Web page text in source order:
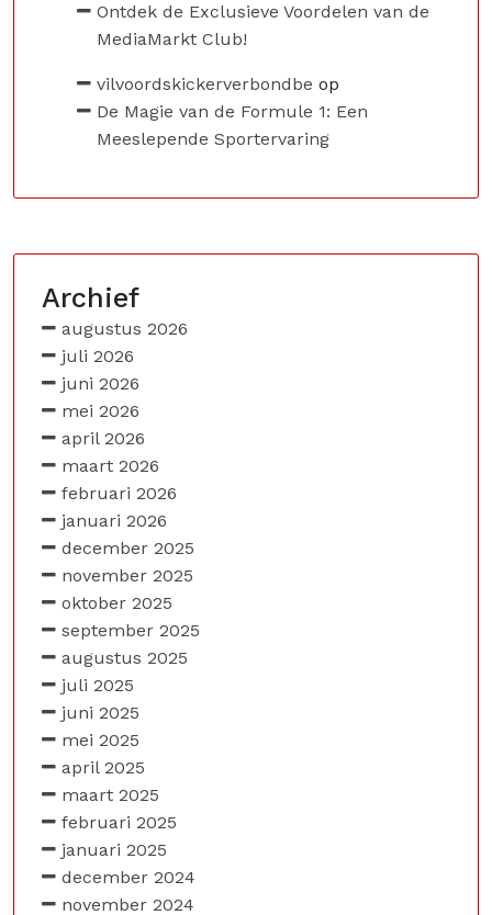
Ontdek de Exclusieve Voordelen van de
MediaMarkt Club!
vilvoordskickerverbondbe op
De Magie van de Formule 1: Een
Meeslepende Sportervaring
Archief
augustus 2026
juli 2026
juni 2026
mei 2026
april 2026
maart 2026
februari 2026
januari 2026
december 2025
november 2025
oktober 2025
september 2025
augustus 2025
juli 2025
juni 2025
mei 2025
april 2025
maart 2025
februari 2025
januari 2025
december 2024
november 2024